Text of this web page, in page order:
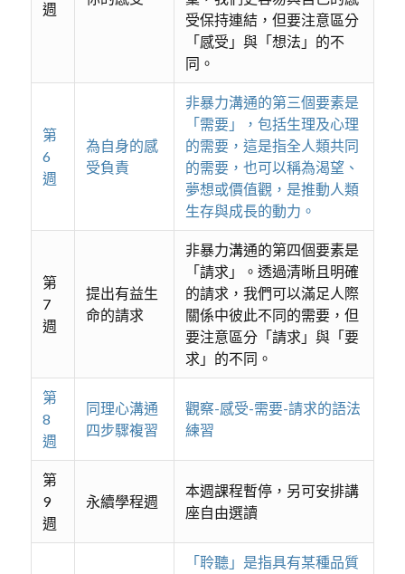
週
受保持連結，但要注意區分
「感受」與「想法」的不
同。
第
6
週
為自身的感
受負責
非暴力溝通的第三個要素是
「需要」，包括生理及心理
的需要，這是指全人類共同
的需要，也可以稱為渴望、
夢想或價值觀，是推動人類
生存與成長的動力。
第
7
週
提出有益生
命的請求
非暴力溝通的第四個要素是
「請求」。透過清晰且明確
的請求，我們可以滿足人際
關係中彼此不同的需要，但
要注意區分「請求」與「要
求」的不同。
第
8
週
同理心溝通
四步驟複習
觀察-感受-需要-請求的語法
練習
第
9
週
永續學程週
本週課程暫停，另可安排講
座自由選讀
「聆聽」是指具有某種品質